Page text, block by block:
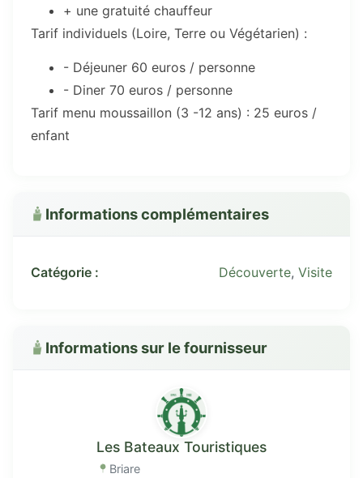
+ une gratuité chauffeur
Tarif individuels (Loire, Terre ou Végétarien) :
- Déjeuner 60 euros / personne
- Diner 70 euros / personne
Tarif menu moussaillon (3 -12 ans) : 25 euros /
enfant
Informations complémentaires
Catégorie : Découverte, Visite
Informations sur le fournisseur
Les Bateaux Touristiques
Briare